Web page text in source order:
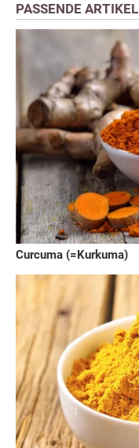
PASSENDE ARTIKEL
Curcuma (=Kurkuma)